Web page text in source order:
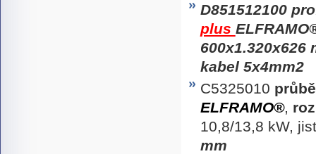
D851512100
plus
600x1.320x626
kabel 5x4mm2
C5325010
ELFRAMO®,
10,8/13,8 kW,
mm